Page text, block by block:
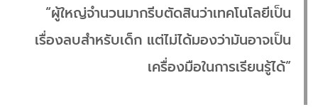
“ผู้ใหญ่จำนวนมากรีบตัดสินว่าเทคโนโลยีเป็น
เรื่องลบสำหรับเด็ก แต่ไม่ได้มองว่ามันอาจเป็น
เครื่องมือในการเรียนรู้ได้”